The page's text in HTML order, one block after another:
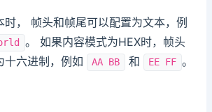
时， 帧头和帧尾可以配置为文本，例
。 如果内容模式为HEX时，帧头
十六进制，例如
AA BB 和 EE FF 。